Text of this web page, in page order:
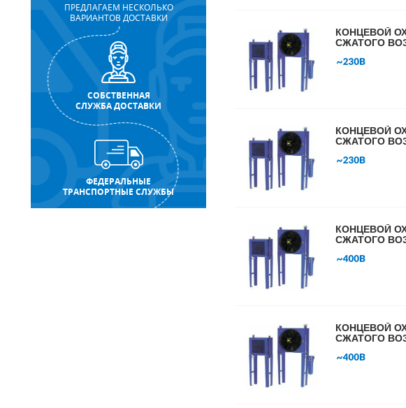
ПРЕДЛАГАЕМ НЕСКОЛЬКО
ВАРИАНТОВ ДОСТАВКИ
СОБСТВЕННАЯ
СЛУЖБА ДОСТАВКИ
ФЕДЕРАЛЬНЫЕ
ТРАНСПОРТНЫЕ СЛУЖБЫ
КОНЦЕВОЙ
СЖАТОГО
КОНЦЕВОЙ
СЖАТОГО
КОНЦЕВОЙ
СЖАТОГО
КОНЦЕВОЙ
СЖАТОГО